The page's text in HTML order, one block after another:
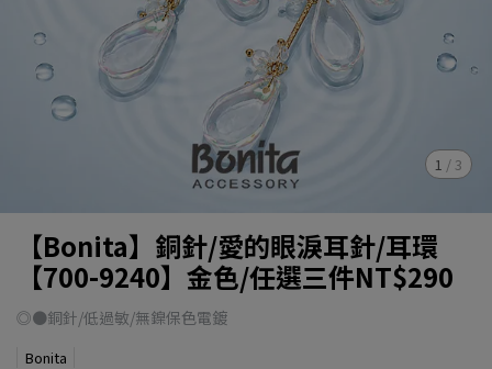
1 / 3
【Bonita】銅針/愛的眼淚耳針/耳環
【700-9240】金色/任選三件NT$290
◎●銅針/低過敏/無鎳保色電鍍
Bonita